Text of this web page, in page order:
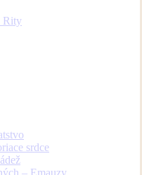
Rity
srdce
– Emauzy